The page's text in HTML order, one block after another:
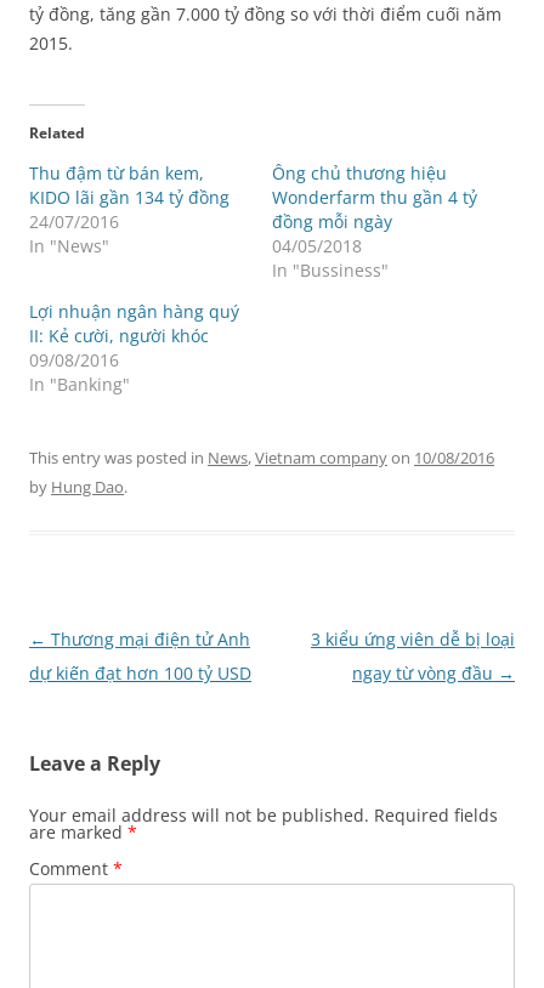
tỷ đồng, tăng gần 7.000 tỷ đồng so với thời điểm cuối năm
2015.
Related
Thu đậm từ bán kem,
KIDO lãi gần 134 tỷ đồng
24/07/2016
In "News"
Ông chủ thương hiệu
Wonderfarm thu gần 4 tỷ
đồng mỗi ngày
04/05/2018
In "Bussiness"
Lợi nhuận ngân hàng quý
II: Kẻ cười, người khóc
09/08/2016
In "Banking"
This entry was posted in News,Vietnam companyon 10/08/2016
by Hung Dao.
Post
navigation
← Thương mại điện tử Anh
dự kiến đạt hơn 100 tỷ USD
3 kiểu ứng viên dễ bị loại
ngay từ vòng đầu →
Leave a Reply
Your email address will not be published. Required fields
are marked *
Comment *